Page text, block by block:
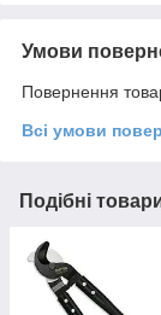
Умови
Повернення
Всі умови
Подібні